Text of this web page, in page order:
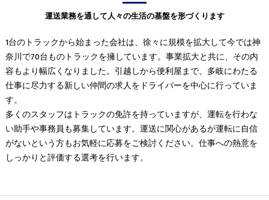
運送業務を通して人々の生活の基盤を形づくります
1台のトラックから始まった会社は、徐々に規模を拡大して今では神
奈川で70台ものトラックを擁しています。事業拡大と共に、その内
容もより幅広くなりました。引越しから便利屋まで、多岐にわたる
仕事に尽力する新しい仲間の求人をドライバーを中心に行っていま
す。
多くのスタッフはトラックの免許を持っていますが、運転を行わな
い助手や事務員も募集しています。運送に関心があるが運転に自信
がないという方もお気軽に応募をご検討ください。仕事への熱意を
しっかりと評価する選考を行います。